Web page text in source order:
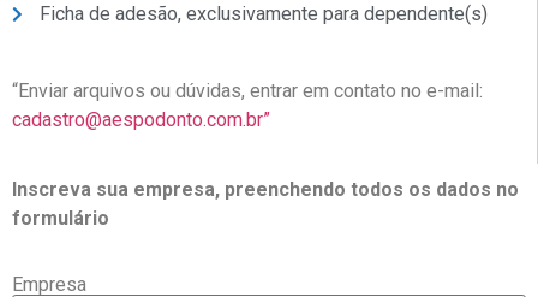
Ficha de adesão, exclusivamente para dependente(s)
“Enviar arquivos ou dúvidas, entrar em contato no e-mail:
cadastro@aespodonto.com.br”
Inscreva sua empresa, preenchendo todos os dados no
formulário
Empresa